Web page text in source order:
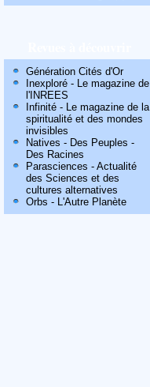
Génération Cités d'Or
Inexploré - Le magazine de
l'INREES
Infinité - Le magazine de la
spiritualité et des mondes
invisibles
Natives - Des Peuples -
Des Racines
Parasciences - Actualité
des Sciences et des
cultures alternatives
Orbs - L'Autre Planète